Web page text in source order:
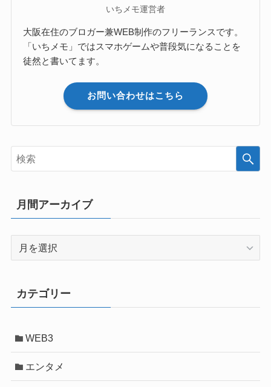
いちメモ運営者
大阪在住のブロガー兼WEB制作のフリーランスです。
「いちメモ」ではスマホゲームや普段気になることを
徒然と書いてます。
お問い合わせはこちら
月間アーカイブ
カ
ブ
カテゴリー
WEB3
エンタメ